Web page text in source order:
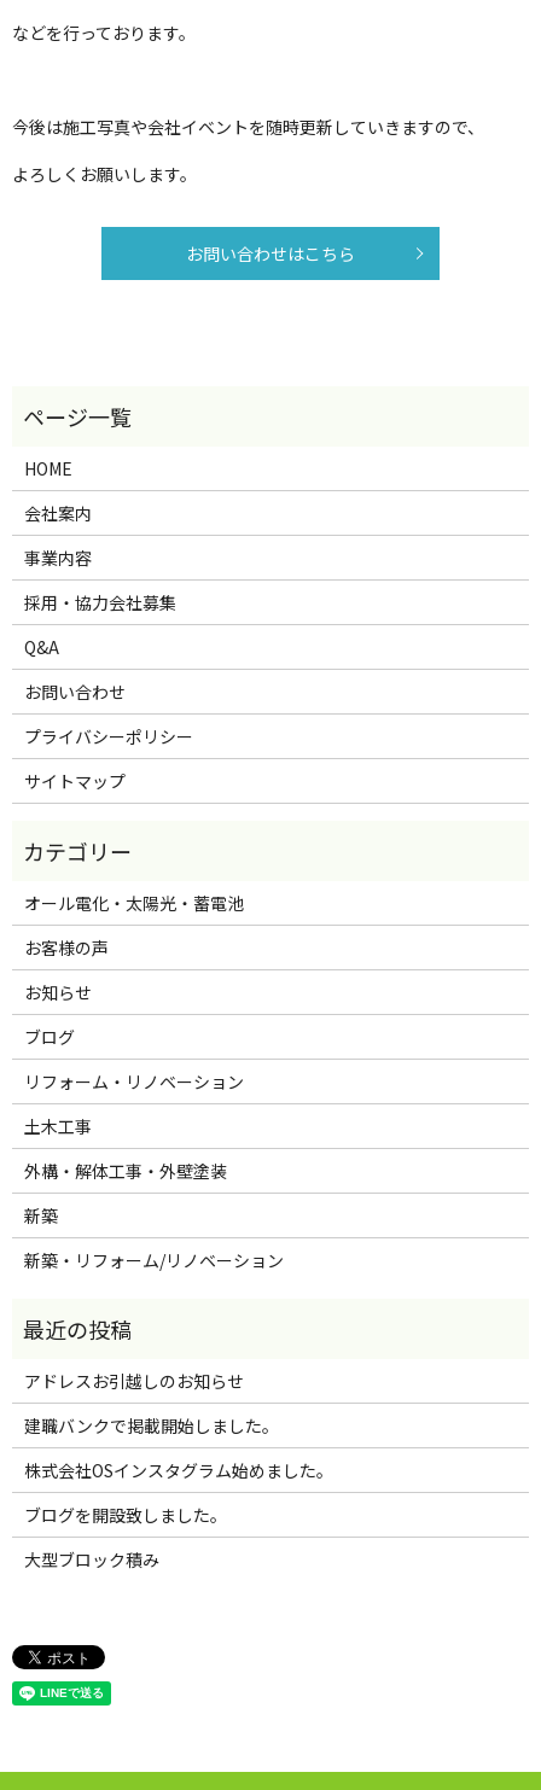
などを行っております。
今後は施工写真や会社イベントを随時更新していきますので、
よろしくお願いします。
お問い合わせはこちら
HOME
会社案内
事業内容
採用・協力会社募集
Q&A
お問い合わせ
プライバシーポリシー
サイトマップ
オール電化・太陽光・蓄電池
お客様の声
お知らせ
ブログ
リフォーム・リノベーション
土木工事
外構・解体工事・外壁塗装
新築
新築・リフォーム/リノベーション
アドレスお引越しのお知らせ
建職バンクで掲載開始しました。
株式会社OSインスタグラム始めました。
ブログを開設致しました。
大型ブロック積み